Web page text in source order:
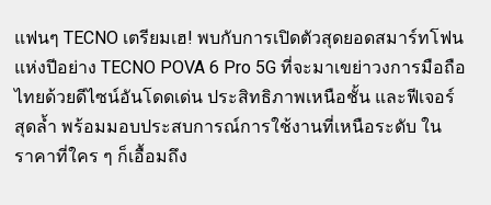
แฟนๆ TECNO เตรียมเฮ! พบกับการเปิดตัวสุดยอดสมาร์ทโฟน
แห่งปีอย่าง TECNO POVA 6 Pro 5G ที่จะมาเขย่าวงการมือถือ
ไทยด้วยดีไซน์อันโดดเด่น ประสิทธิภาพเหนือชั้น และฟีเจอร์
สุดล้ำ พร้อมมอบประสบการณ์การใช้งานที่เหนือระดับ ใน
ราคาที่ใคร ๆ ก็เอื้อมถึง